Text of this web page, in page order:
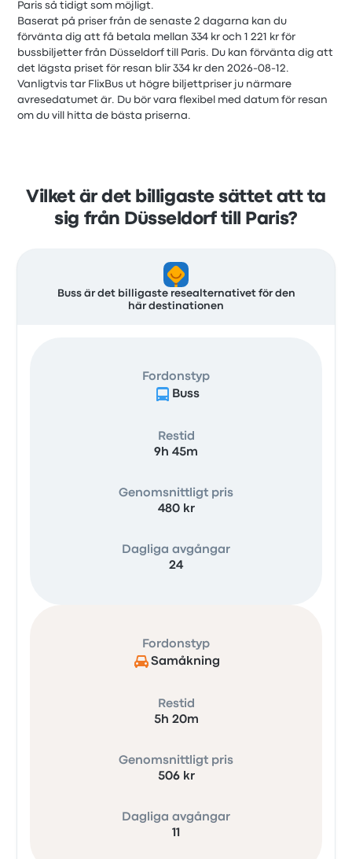
Paris så tidigt som möjligt.
Baserat på priser från de senaste 2 dagarna kan du
förvänta dig att få betala mellan 334 kr och 1 221 kr för
bussbiljetter från Düsseldorf till Paris. Du kan förvänta dig att
det lägsta priset för resan blir 334 kr den 2026-08-12.
Vanligtvis tar FlixBus ut högre biljettpriser ju närmare
avresedatumet är. Du bör vara flexibel med datum för resan
om du vill hitta de bästa priserna.
Vilket är det billigaste sättet att ta
sig från Düsseldorf till Paris?
Buss är det billigaste resealternativet för den
här destinationen
Fordonstyp
Buss
Restid
9h 45m
Genomsnittligt pris
480 kr
Dagliga avgångar
24
Fordonstyp
Samåkning
Restid
5h 20m
Genomsnittligt pris
506 kr
Dagliga avgångar
11